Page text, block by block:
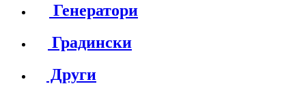
Генератори
Градински
Други